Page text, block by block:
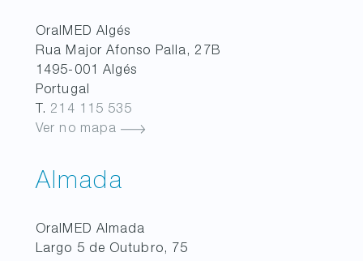
OralMED Algés
Rua Major Afonso Palla, 27B
1495-001 Algés
Portugal
T. 214 115 535
Ver no mapa
Almada
OralMED Almada
Largo 5 de Outubro, 75